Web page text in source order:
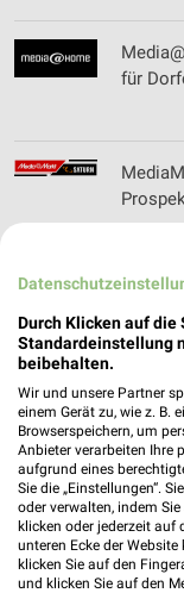
für
Mix
Cham
Möbel
Durch Klicken auf die
Standardeinstellung
beibehalten.
Wir und unsere Partner
einem Gerät zu, wie z. B.
Browserspeichern, um
Anbieter verarbeiten Ihre
aufgrund eines
Sie die „Einstellungen“.
oder verwalten, indem
klicken oder jederzeit auf
unteren Ecke der
klicken Sie auf den
und klicken Sie auf den